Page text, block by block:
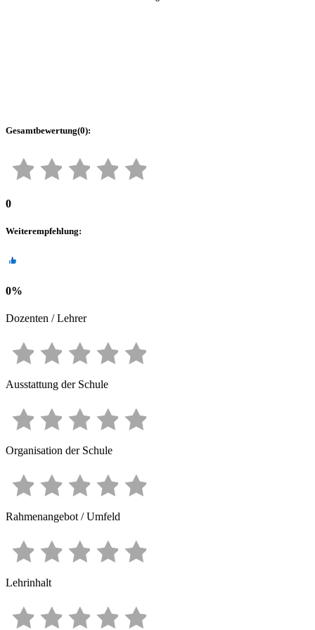
Gesamtbewertung(0):
0
Weiterempfehlung:
0%
Dozenten / Lehrer
Ausstattung der Schule
Organisation der Schule
Rahmenangebot / Umfeld
Lehrinhalt